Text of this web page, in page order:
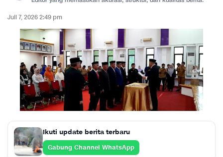
Juli 7, 2026 2:49 pm
Ikuti update berita terbaru
Gabung Channel WhatsApp